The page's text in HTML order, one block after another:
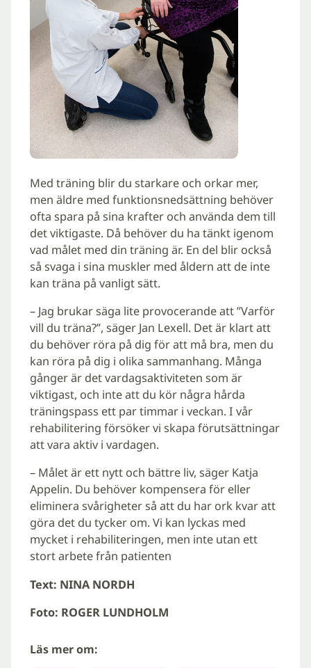
Med träning blir du starkare och orkar mer,
men äldre med funktionsnedsättning behöver
ofta spara på sina krafter och använda dem till
det viktigaste. Då behöver du ha tänkt igenom
vad målet med din träning är. En del blir också
så svaga i sina muskler med åldern att de inte
kan träna på vanligt sätt.
– Jag brukar säga lite provocerande att ”Varför
vill du träna?”, säger Jan Lexell. Det är klart att
du behöver röra på dig för att må bra, men du
kan röra på dig i olika sammanhang. Många
gånger är det vardagsaktiviteten som är
viktigast, och inte att du kör några hårda
träningspass ett par timmar i veckan. I vår
rehabilitering försöker vi skapa förutsättningar
att vara aktiv i vardagen.
– Målet är ett nytt och bättre liv, säger Katja
Appelin. Du behöver kompensera för eller
eliminera svårigheter så att du har ork kvar att
göra det du tycker om. Vi kan lyckas med
mycket i rehabiliteringen, men inte utan ett
stort arbete från patienten
Text: NINA NORDH
Foto: ROGER LUNDHOLM
Läs mer om: